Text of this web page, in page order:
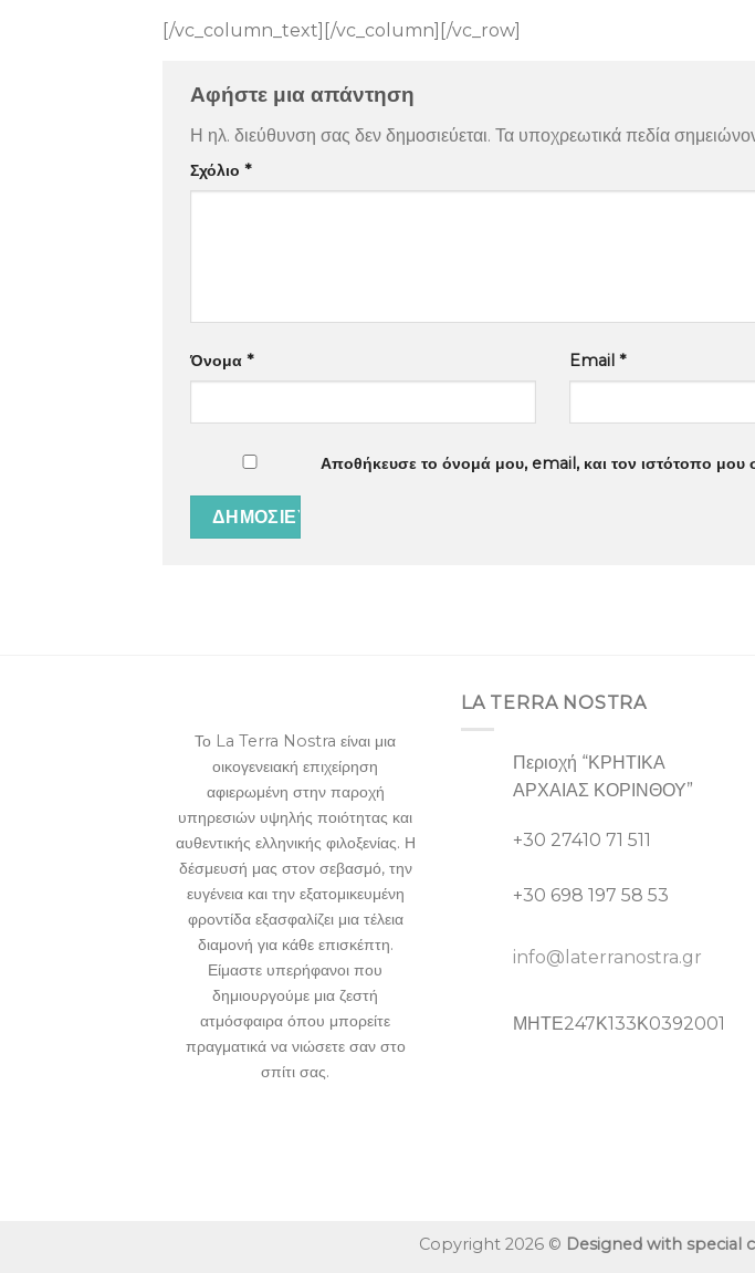
[/vc_column_text][/vc_column][/vc_row]
Αφήστε μια απάντηση
Η ηλ. διεύθυνση σας δεν δημοσιεύεται. Τα υποχρεωτικά πεδία
Σχόλιο *
Όνομα * Email*
Αποθήκευσε το όνομά μου, email, και τον ιστότοπο
Το La Terra Nostra είναι μια
οικογενειακή επιχείρηση
αφιερωμένη στην παροχή
υπηρεσιών υψηλής ποιότητας και
αυθεντικής ελληνικής φιλοξενίας. Η
δέσμευσή μας στον σεβασμό, την
ευγένεια και την εξατομικευμένη
φροντίδα εξασφαλίζει μια τέλεια
διαμονή για κάθε επισκέπτη.
Είμαστε υπερήφανοι που
δημιουργούμε μια ζεστή
ατμόσφαιρα όπου μπορείτε
πραγματικά να νιώσετε σαν στο
σπίτι σας.
LA TERRA NOSTRA
Περιοχή “ΚΡΗΤΙΚΑ
ΑΡΧΑΙΑΣ ΚΟΡΙΝΘΟΥ”
+30 27410 71 511
+30 698 197 58 53
info@laterranostra.gr
ΜΗΤΕ247Κ133Κ0392001
Copyright 2026 © Designed with special